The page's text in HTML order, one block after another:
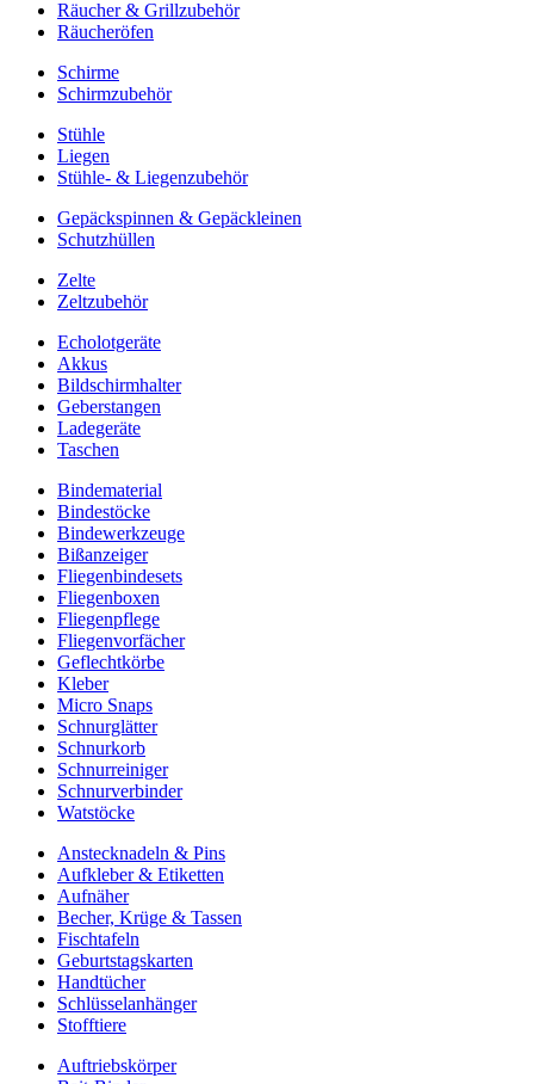
Räucher & Grillzubehör
Räucheröfen
Schirme
Schirmzubehör
Stühle
Liegen
Stühle- & Liegenzubehör
Gepäckspinnen & Gepäckleinen
Schutzhüllen
Zelte
Zeltzubehör
Echolotgeräte
Akkus
Bildschirmhalter
Geberstangen
Ladegeräte
Taschen
Bindematerial
Bindestöcke
Bindewerkzeuge
Bißanzeiger
Fliegenbindesets
Fliegenboxen
Fliegenpflege
Fliegenvorfächer
Geflechtkörbe
Kleber
Micro Snaps
Schnurglätter
Schnurkorb
Schnurreiniger
Schnurverbinder
Watstöcke
Anstecknadeln & Pins
Aufkleber & Etiketten
Aufnäher
Becher, Krüge & Tassen
Fischtafeln
Geburtstagskarten
Handtücher
Schlüsselanhänger
Stofftiere
Auftriebskörper